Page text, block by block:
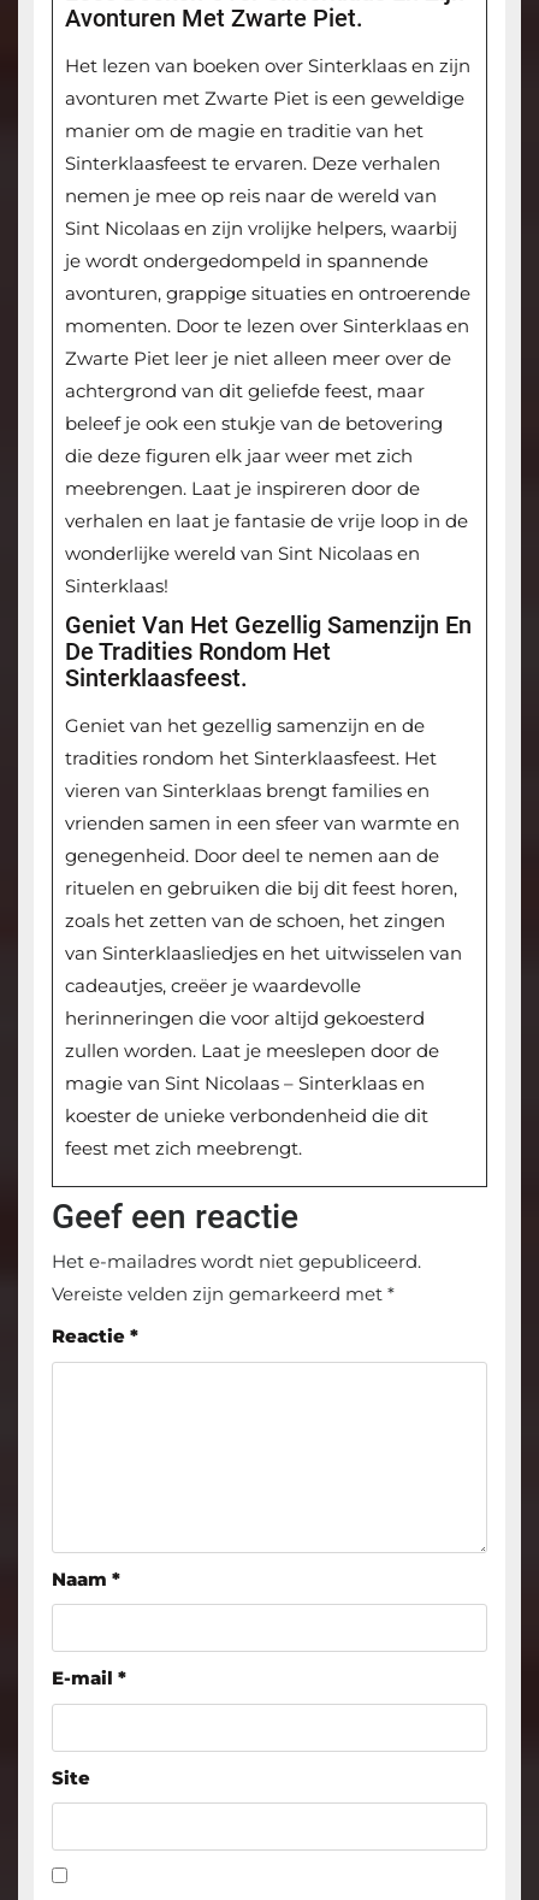
Avonturen Met Zwarte Piet.
Het lezen van boeken over Sinterklaas en zijn
avonturen met Zwarte Piet is een geweldige
manier om de magie en traditie van het
Sinterklaasfeest te ervaren. Deze verhalen
nemen je mee op reis naar de wereld van
Sint Nicolaas en zijn vrolijke helpers, waarbij
je wordt ondergedompeld in spannende
avonturen, grappige situaties en ontroerende
momenten. Door te lezen over Sinterklaas en
Zwarte Piet leer je niet alleen meer over de
achtergrond van dit geliefde feest, maar
beleef je ook een stukje van de betovering
die deze figuren elk jaar weer met zich
meebrengen. Laat je inspireren door de
verhalen en laat je fantasie de vrije loop in de
wonderlijke wereld van Sint Nicolaas en
Sinterklaas!
Geniet Van Het Gezellig Samenzijn En
De Tradities Rondom Het
Sinterklaasfeest.
Geniet van het gezellig samenzijn en de
tradities rondom het Sinterklaasfeest. Het
vieren van Sinterklaas brengt families en
vrienden samen in een sfeer van warmte en
genegenheid. Door deel te nemen aan de
rituelen en gebruiken die bij dit feest horen,
zoals het zetten van de schoen, het zingen
van Sinterklaasliedjes en het uitwisselen van
cadeautjes, creëer je waardevolle
herinneringen die voor altijd gekoesterd
zullen worden. Laat je meeslepen door de
magie van Sint Nicolaas – Sinterklaas en
koester de unieke verbondenheid die dit
feest met zich meebrengt.
Geef een reactie
Het e-mailadres wordt niet gepubliceerd.
Vereiste velden zijn gemarkeerd met *
Reactie *
Naam *
E-mail *
Site